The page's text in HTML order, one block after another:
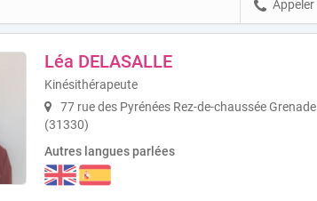
Appeler
Léa DELASALLE
Kinésithérapeute
77 rue des Pyrénées Rez-de-chaussée Grenade
(31330)
Autres langues parlées